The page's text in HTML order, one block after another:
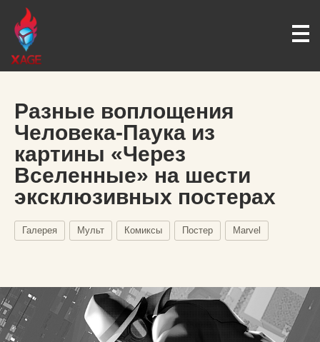
Разные воплощения
Человека-Паука из
картины «Через
Вселенные» на шести
эксклюзивных постерах
Галерея Мульт Комиксы Постер Marvel